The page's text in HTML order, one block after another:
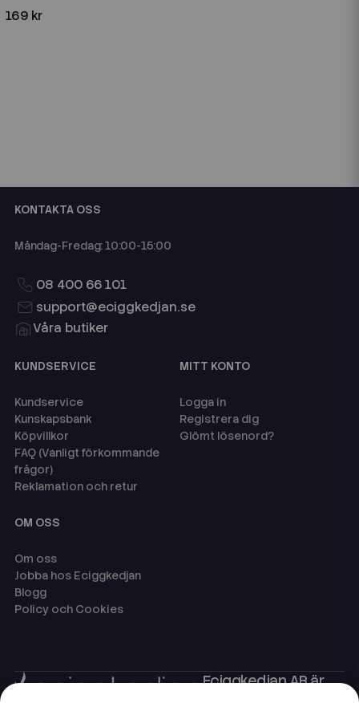
169 kr
KONTAKTA OSS
Måndag-Fredag: 10:00-15:00
08 400 66 101
support@eciggkedjan.se
Våra butiker
KUNDSERVICE
Kundservice
Kunskapsbank
Köpvillkor
FAQ (Vanligt förkommande
frågor)
Reklamation och retur
MITT KONTO
Logga in
Registrera dig
Glömt lösenord?
OM OSS
Om oss
Jobba hos Eciggkedjan
Blogg
Policy och Cookies
Eciggkedjan AB är